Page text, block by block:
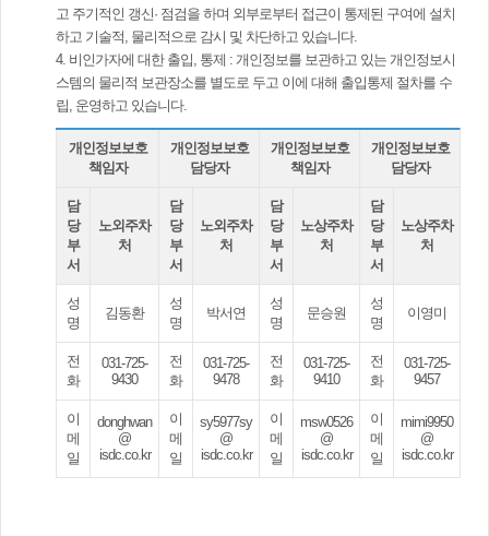
고 주기적인 갱신· 점검을 하며 외부로부터 접근이 통제된 구여에 설치
하고 기술적, 물리적으로 감시 및 차단하고 있습니다.
4. 비인가자에 대한 출입, 통제 : 개인정보를 보관하고 있는 개인정보시
스템의 물리적 보관장소를 별도로 두고 이에 대해 출입통제 절차를 수
립, 운영하고 있습니다.
개인정보보호
책임자
개인정보보호
담당자
개인정보보호
책임자
개인정보보호
담당자
담
당
부
서
노외주차
처
담
당
부
서
노외주차
처
담
당
부
서
노상주차
처
담
당
부
서
노상주차
처
성
명
김동환
성
명
박서연
성
명
문승원
성
명
이영미
전
화
031-725-
9430
전
화
031-725-
9478
전
화
031-725-
9410
전
화
031-725-
9457
이
메
일
donghwan
@
isdc.co.kr
이
메
일
sy5977sy
@
isdc.co.kr
이
메
일
msw0526
@
isdc.co.kr
이
메
일
mimi9950
@
isdc.co.kr